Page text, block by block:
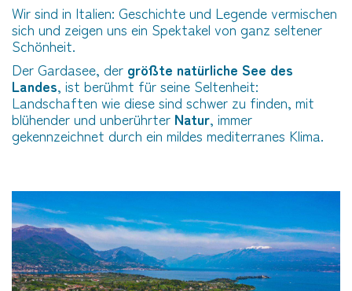
Wir sind in Italien: Geschichte und Legende vermischen
sich und zeigen uns ein Spektakel von ganz seltener
Schönheit.
Der Gardasee, der größte natürliche See des
Landes, ist berühmt für seine Seltenheit:
Landschaften wie diese sind schwer zu finden, mit
blühender und unberührter Natur, immer
gekennzeichnet durch ein mildes mediterranes Klima.